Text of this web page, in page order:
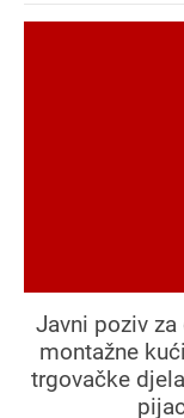
Javni poziv
montažne
trgovačke